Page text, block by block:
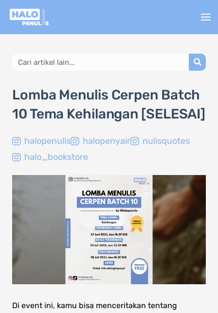
Lewati
Search
Lomba Menulis Cerpen Batch
10 Tema Kehilangan [SELESAI]
halopenulis halopenyair
nulisquotes
halo_bookstore
Di event ini, kamu bisa menceritakan tentang